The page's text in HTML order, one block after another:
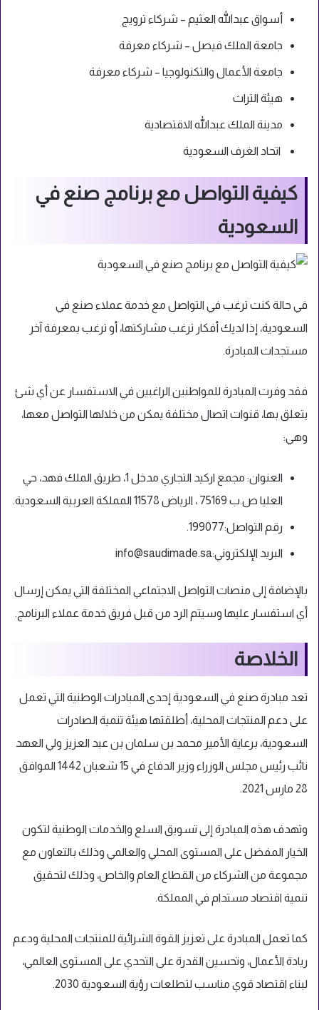
أسواق عبدالله العثيم – شركاء ترويج
جامعة الملك فيصل – شركاء معرفة
جامعة الأعمال والتكنولوجيا – شركاء معرفة
هيئة التراث
مدينة الملك عبدالله الاقتصادية
اتحاد الغرف السعودية
كيفية التواصل مع برنامج صنع في
السعودية
في حالة كنت ترغب في التواصل مع خدمة عملاء صنع في
السعودية، إذا لديك أفكار ترغب مشاركتها، أو ترغب بمعرفة آخر
مستجدات المبادرة.
فقد وفرت المبادرة للمواطنين الراغبين في الاستفسار عن أي شئ
يتعلق بها، قنوات اتصال مختلفة يمكن من خلالها التواصل معها،
وهي:
العنوان: مجمع اركيد التجاري مدخل 1، طريق الملك فهد، حي
العليا ص.ب 75169 ، الرياض 11578 المملكة العربية السعودية.
رقم التواصل:199077.
البريد الإلكتروني:info@saudimade.sa
بالإضافة إلى منصات التواصل الاجتماعي المختلفة التي يمكن إرسال
أي استفسار عليها وسيتم الرد من قبل فريق خدمة عملاء البرنامج.
الخلاصة
تعد مبادرة صنع في السعودية إحدى المبادرات الوطنية التي تعمل
على دعم المنتجات المحلية، أطلقتها هيئة تنمية الصادرات
السعودية، برعاية الأمير محمد بن سلمان بن عبد العزيز ولي العهد
نائب رئيس مجلس الوزراء وزير الدفاع في 15 شعبان 1442 الموافق
28 مارس 2021.
وتهدف هذه المبادرة إلى تسويق السلع والخدمات الوطنية لتكون
الخيار المفضل على المستوى المحلي والعالمي وذلك بالتعاون مع
مجموعة من الشركاء من القطاع العام والخاص، وذلك لتحقيق
تنمية اقتصاد مستدام في المملكة.
كما تعمل المبادرة على تعزيز القوة الشرائية للمنتجات المحلية ودعم
ريادة الأعمال، وتحسين القدرة على التحدي على المستوى العالمي،
لبناء اقتصاد قوي مناسب لتطلعات رؤية السعودية 2030.